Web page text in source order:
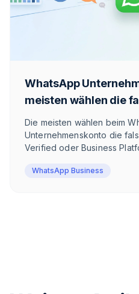
WhatsApp
meisten wählen die
Die meisten wählen beim
Unternehmenskonto die
Verified oder Business
versendest. Hier die
WhatsApp Business